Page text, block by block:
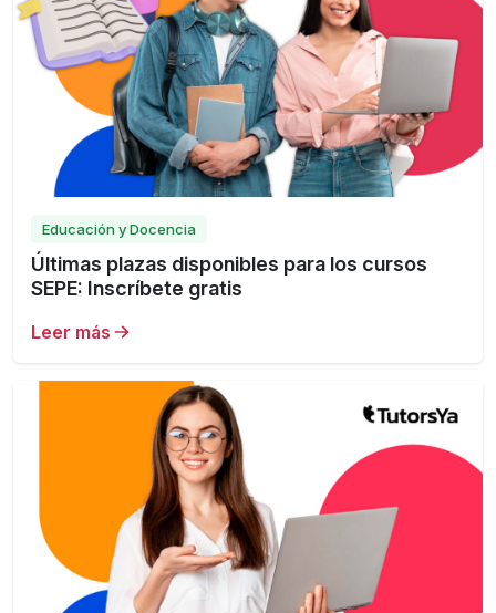
Educación y Docencia
Últimas plazas disponibles para los cursos
SEPE: Inscríbete gratis
Leer más